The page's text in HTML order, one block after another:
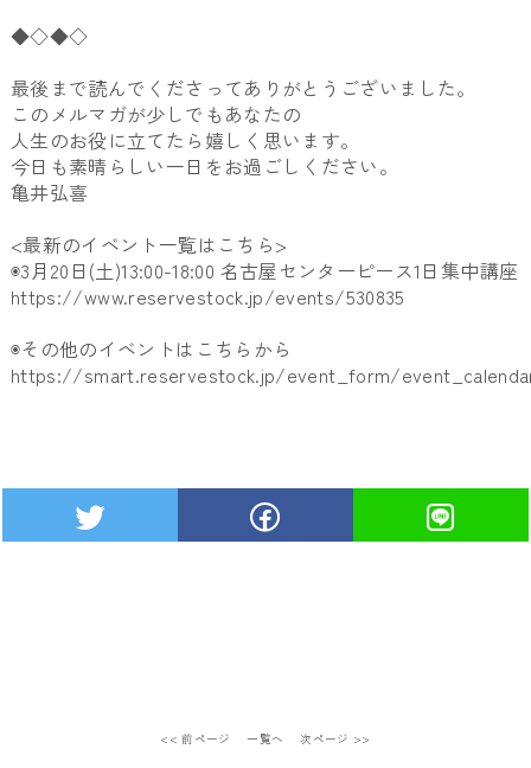
◆◇◆◇
最後まで読んでくださってありがとうございました。
このメルマガが少しでもあなたの
人生のお役に立てたら嬉しく思います。
今日も素晴らしい一日をお過ごしください。
亀井弘喜
<最新のイベント一覧はこちら>
◉3月20日(土)13:00-18:00 名古屋センターピース1日集中講座
https://www.reservestock.jp/events/530835
◉その他のイベントはこちらから
https://smart.reservestock.jp/event_form/
<< 前ページ 一覧へ 次ページ >>